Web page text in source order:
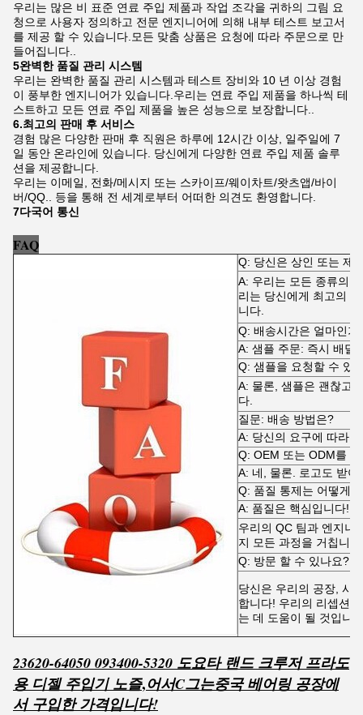
우리는 많은 비 표준 연료 주입 제품과 작업 조각을 귀하의 그림 요
청으로 사용자 정의하고 전문 엔지니어에 의해 내부 테스트 보고서
를 제공 할 수 있습니다.모든 맞춤 상품은 요청에 따라 주문으로 만
들어집니다..
5완벽한 품질 관리 시스템
우리는 완벽한 품질 관리 시스템과 테스트 장비와 10 년 이상 경험
이 풍부한 엔지니어가 있습니다.우리는 연료 주입 제품을 하나씩 테
스트하고 모든 연료 주입 제품을 높은 성능으로 보장합니다..
6.최고의 판매 후 서비스
경험 많은 다양한 판매 후 직원은 하루에 12시간 이상, 일주일에 7
일 동안 온라인에 있습니다. 당신에게 다양한 연료 주입 제품 솔루
션을 제공합니다.
우리는 이메일, 전화/메시지 또는 스카이프/웨이차트/왓츠앱/바이
버/QQ.. 등을 통해 전 세계로부터 어떠한 의견도 환영합니다.
7다국어 통신
FAQ
Q: 당신은 상인 또는 제
A: 우리는 모든 종류의
리는 당신에게 최고의
니다.
Q: 배송시간은 얼마인가
A: 샘플 주문: 즉시 배달
Q: 샘플을 요청할 수 있
A: 물론, 샘플은 괜찮고
다.
질문: 배송 방법은?
A: 당신의 요구에 따라.
Q: OEM 또는 ODM를
A: 네, 물론. 로고도 받
Q: 품질 통제는 어떻게
A: 품질은 핵심입니다!
우리의 QC 팀과 엔지니
지 모든 과정을 거칩니
Q: 방문 할 수 있나요?
당신은 우리의 공장, 사
합니다! 우리의 리셉션
는 데 도움이 될 것입니
23620-64050 093400-5320 도요타 랜드 크루저 프라도
용 디젤 주입기 노즐,어서C그는중국 베어링 공장에
서 구입한 가격입니다!